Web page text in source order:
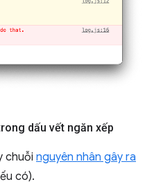
dấu vết ngăn xếp
chuỗi nguyên nhân gây ra
có).